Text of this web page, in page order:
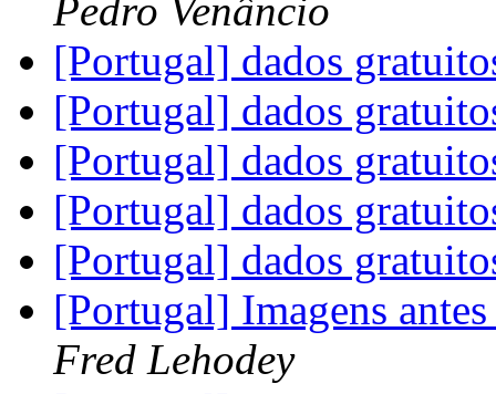
Pedro Venâncio
[Portugal] dados
[Portugal] dados
[Portugal] dados
[Portugal] dados
[Portugal] dados
[Portugal] Imagens
Fred Lehodey